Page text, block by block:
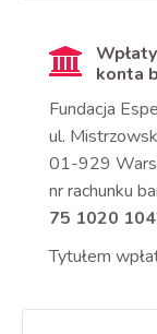
konta
Fundacja
ul.
01-929
nr rachunku
75 1020
Tytułem